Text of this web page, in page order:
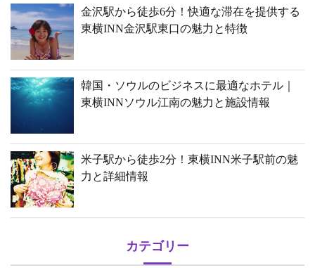
金沢駅から徒歩6分！快適な滞在を提供する
東横INN金沢駅東口の魅力と特徴
韓国・ソウルのビジネスに最適なホテル｜
東横INNソウル江南の魅力と施設情報
米子駅から徒歩2分！東横INN米子駅前の魅
力と詳細情報
カテゴリー